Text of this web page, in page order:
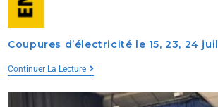
Coupures d’électricité le 15, 23, 24
Continuer La Lecture